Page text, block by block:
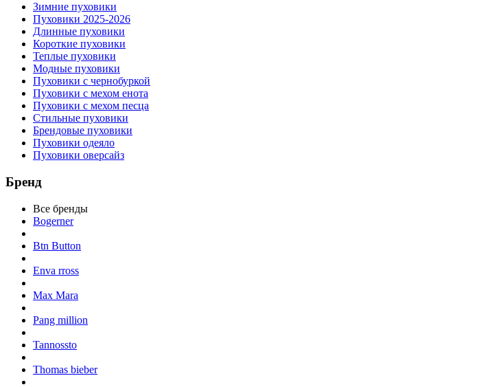
Зимние пуховики
Пуховики 2025-2026
Длинные пуховики
Короткие пуховики
Теплые пуховики
Модные пуховики
Пуховики с чернобуркой
Пуховики с мехом енота
Пуховики с мехом песца
Стильные пуховики
Брендовые пуховики
Пуховики одеяло
Пуховики оверсайз
Бренд
Все бренды
Bogerner
Btn Button
Enva rross
Max Mara
Pang million
Tannossto
Thomas bieber